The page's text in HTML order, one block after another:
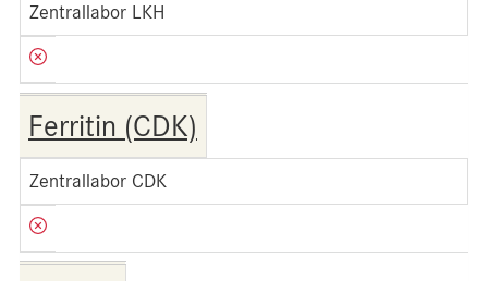
Zentrallabor LKH
Ferritin (CDK)
Zentrallabor CDK